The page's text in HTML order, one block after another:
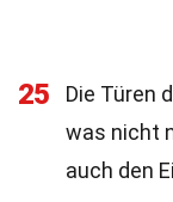
25
Die Türen
was nicht
auch den